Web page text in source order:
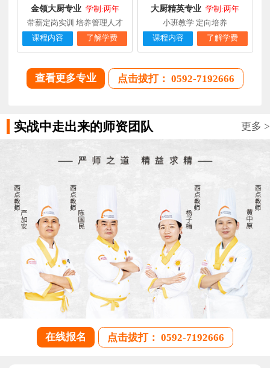
金领大厨专业 学制:两年
带薪定岗实训 培养管理人才
课程内容
了解学费
大厨精英专业 学制:两年
小班教学 定向培养
课程内容
了解学费
查看更多专业 点击拔打： 0592-7192666
实战中走出来的师资团队 更多 >
在线报名 点击拔打： 0592-7192666